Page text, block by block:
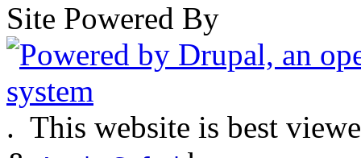
Site Powered By
. This website is best